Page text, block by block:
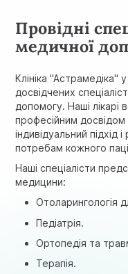
Провідні
медичної
Клініка "Астрамедіка"
досвідчених
допомогу. Наші лікарі
професійним досвідом
індивідуальний підхід
потребам кожного
Наші спеціалісти
медицини:
Отоларингологія
Педіатрія.
Ортопедія та
Терапія.